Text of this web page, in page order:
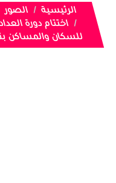
الرئيسية الصور
اختتام دورة
للسكان والمساكن